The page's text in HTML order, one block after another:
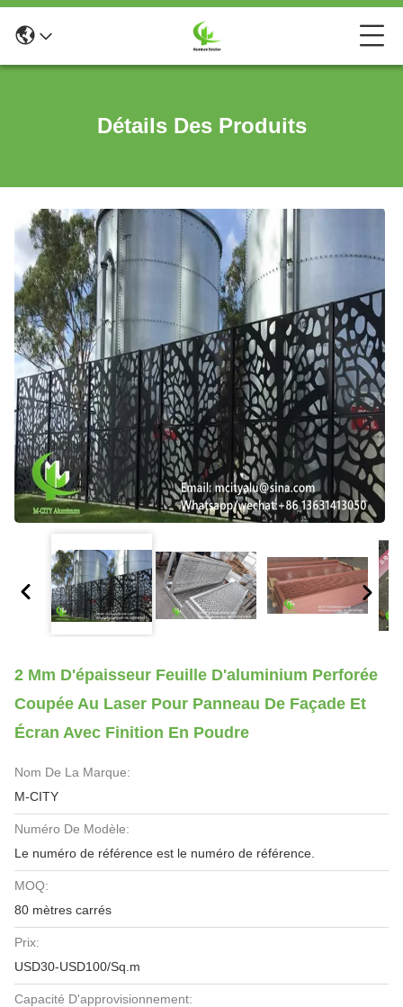
Détails Des Produits
2 Mm D'épaisseur Feuille D'aluminium Perforée
Coupée Au Laser Pour Panneau De Façade Et
Écran Avec Finition En Poudre
Nom De La Marque:
M-CITY
Numéro De Modèle:
Le numéro de référence est le numéro de référence.
MOQ:
80 mètres carrés
Prix:
USD30-USD100/Sq.m
Capacité D'approvisionnement: